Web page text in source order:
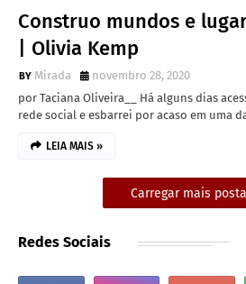
Construo mundos e
| Olivia Kemp
Mirada
novembro 28, 2020
por Taciana Oliveira__ Há alguns dias
rede social e esbarrei por acaso em uma
LEIA MAIS »
Carregar mais
Redes Sociais